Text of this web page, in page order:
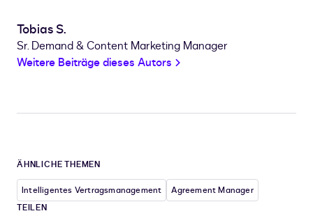
Tobias S.
Sr. Demand & Content Marketing Manager
Weitere Beiträge dieses Autors
ÄHNLICHE THEMEN
Intelligentes Vertragsmanagement
Agreement Manager
TEILEN